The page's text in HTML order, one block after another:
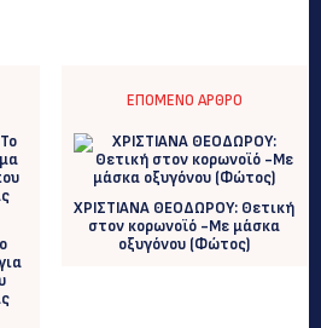
ΕΠΌΜΕΝΟ ΆΡΘΡΟ
XΡΙΣΤΙΑΝΑ ΘΕΟΔΩΡΟΥ: Θετική
στον κορωνοϊό -Με μάσκα
οξυγόνου (Φώτος)